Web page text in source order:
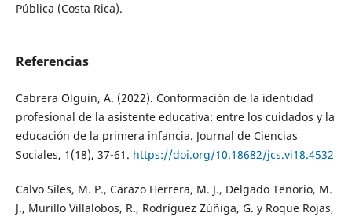
Pública (Costa Rica).
Referencias
Cabrera Olguin, A. (2022). Conformación de la identidad
profesional de la asistente educativa: entre los cuidados y la
educación de la primera infancia. Journal de Ciencias
Sociales, 1(18), 37-61. https://doi.org/10.18682/jcs.vi18.4532
Calvo Siles, M. P., Carazo Herrera, M. J., Delgado Tenorio, M.
J., Murillo Villalobos, R., Rodríguez Zúñiga, G. y Roque Rojas,